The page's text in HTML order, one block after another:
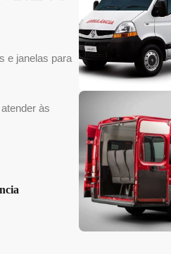
e janelas para
às